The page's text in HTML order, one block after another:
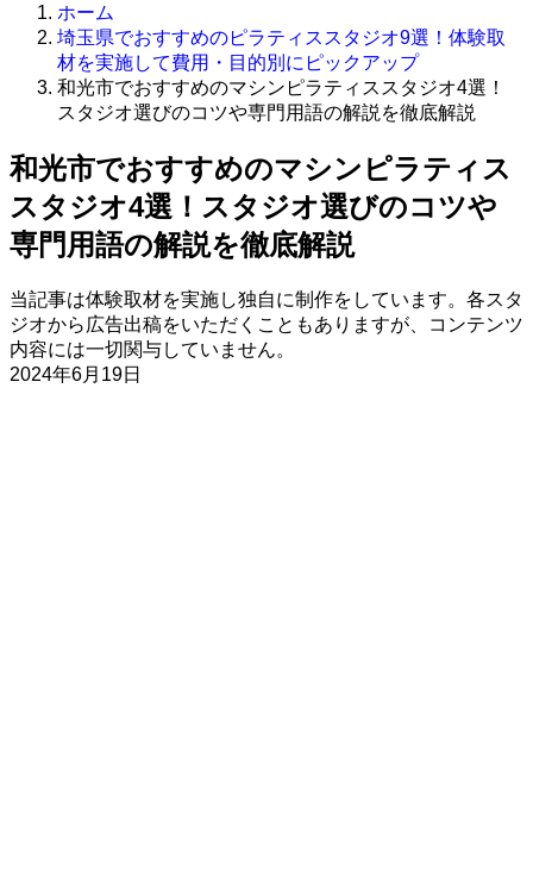
ホーム
埼玉県でおすすめのピラティススタジオ9選！体験取
材を実施して費用・目的別にピックアップ
和光市でおすすめのマシンピラティススタジオ4選！
スタジオ選びのコツや専門用語の解説を徹底解説
和光市でおすすめのマシンピラティス
スタジオ4選！スタジオ選びのコツや
専門用語の解説を徹底解説
当記事は体験取材を実施し独自に制作をしています。各スタ
ジオから広告出稿をいただくこともありますが、コンテンツ
内容には一切関与していません。
2024年6月19日